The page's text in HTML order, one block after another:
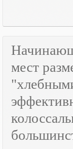
мест